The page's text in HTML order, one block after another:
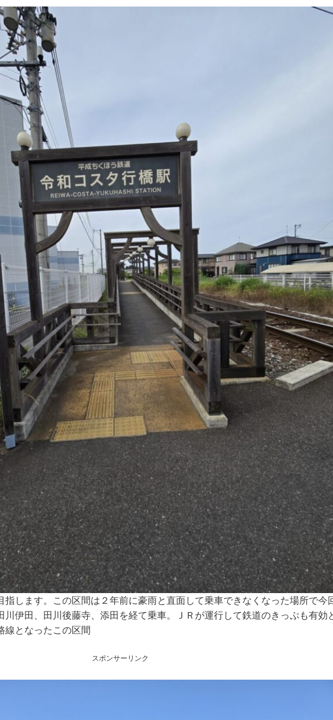
指します。この区間は２年前に豪雨と直面して乗車できなくなった場所で今
川伊田、田川後藤寺、添田を経て乗車。ＪＲが運行して鉄道のきっぷも有効
線となったこの区間
スポンサーリンク